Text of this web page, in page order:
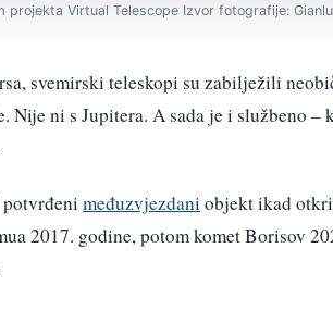
projekta Virtual Telescope Izvor fotografije:
svemirski teleskopi su zabilježili
Nije ni s Jupitera. A sada je i službeno
međuzvjezdani objekt ikad
2017. godine, potom komet Borisov